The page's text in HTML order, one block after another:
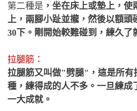
第二種是 ，坐在床上或墊上，
上，兩腳小趾並攏，然後以額
30下。剛開始較難碰到，練久了
拉腿筋：
拉腿筋又叫做"劈腿"，這是所有
種，練得成的人不多。一旦練成
一大成就。